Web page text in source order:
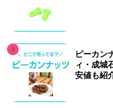
ピーカン
ィ・成城
安値も紹